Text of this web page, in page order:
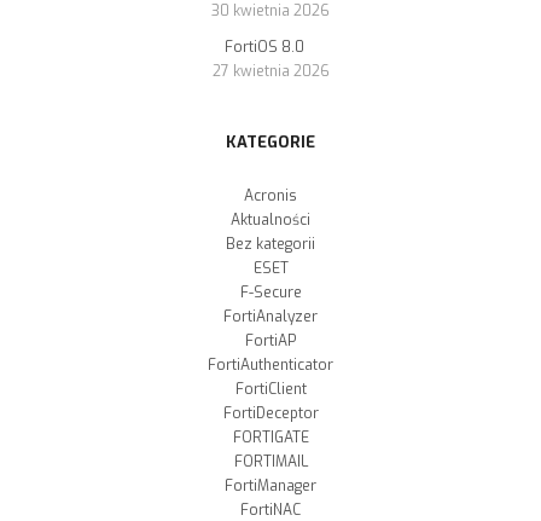
30 kwietnia 2026
FortiOS 8.0
27 kwietnia 2026
KATEGORIE
Acronis
Aktualności
Bez kategorii
ESET
F-Secure
FortiAnalyzer
FortiAP
FortiAuthenticator
FortiClient
FortiDeceptor
FORTIGATE
FORTIMAIL
FortiManager
FortiNAC